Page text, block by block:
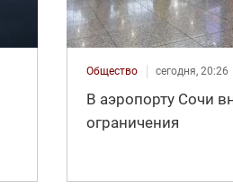
Общество сегодня, 20:26
В аэропорту Сочи
ограничения